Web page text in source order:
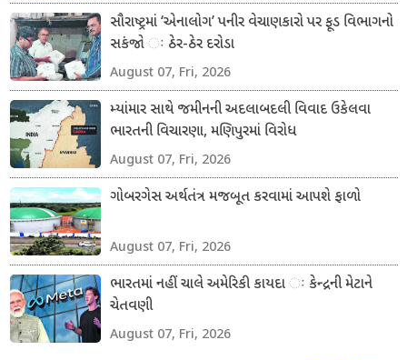
સૌરાષ્ટ્રમાં ‘એનાલોગ’ પનીર વેચાણકારો પર ફૂડ વિભાગનો
સકંજો ઃ ઠેર-ઠેર દરોડા
August 07, Fri, 2026
મ્યાંમાર સાથે જમીનની અદલાબદલી વિવાદ ઉકેલવા
ભારતની વિચારણા, મણિપુરમાં વિરોધ
August 07, Fri, 2026
ગોબરગેસ અર્થતંત્ર મજબૂત કરવામાં આપશે ફાળો
August 07, Fri, 2026
ભારતમાં નહીં ચાલે અમેરિકી કાયદા ઃ કેન્દ્રની મેટાને
ચેતવણી
August 07, Fri, 2026